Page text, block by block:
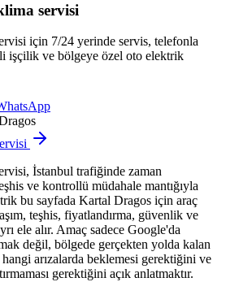
servisi
için 7/24 yerinde servis, telefonla
işçilik ve bölgeye özel oto elektrik
İstanbul trafiğinde zaman
ve kontrollü müdahale mantığıyla
bu sayfada Kartal Dragos için araç
teşhis, fiyatlandırma, güvenlik ve
ele alır. Amaç sadece Google'da
değil, bölgede gerçekten yolda kalan
hangi arızalarda beklemesi gerektiğini ve
gerektiğini açık anlatmaktır.